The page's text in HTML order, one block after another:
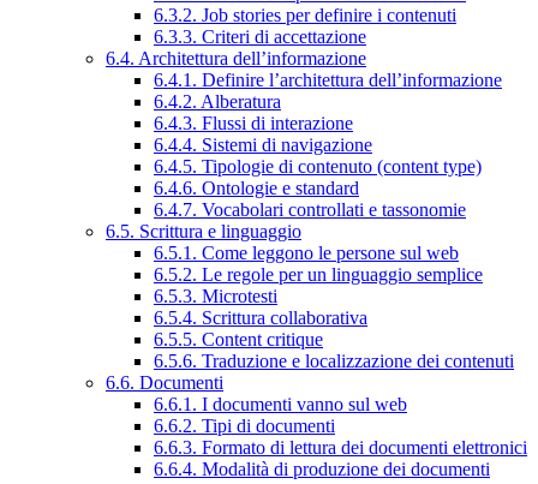
6.3.2. Job stories per definire i contenuti
6.3.3. Criteri di accettazione
6.4. Architettura dell’informazione
6.4.1. Definire l’architettura dell’informazione
6.4.2. Alberatura
6.4.3. Flussi di interazione
6.4.4. Sistemi di navigazione
6.4.5. Tipologie di contenuto (content type)
6.4.6. Ontologie e standard
6.4.7. Vocabolari controllati e tassonomie
6.5. Scrittura e linguaggio
6.5.1. Come leggono le persone sul web
6.5.2. Le regole per un linguaggio semplice
6.5.3. Microtesti
6.5.4. Scrittura collaborativa
6.5.5. Content critique
6.5.6. Traduzione e localizzazione dei contenuti
6.6. Documenti
6.6.1. I documenti vanno sul web
6.6.2. Tipi di documenti
6.6.3. Formato di lettura dei documenti elettronici
6.6.4. Modalità di produzione dei documenti